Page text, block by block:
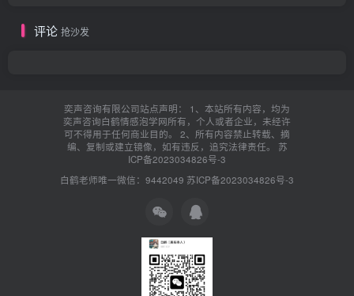
评论 抢沙发
奕声咨询有限公司站点声明： 1、本站所有内容，均为
奕声咨询白鹤情感泡学网所有，个人或者企业，未经许
可不得用于任何商业目的。 2、所有内容禁止转载、摘
编、复制或建立镜像，如有违反，追究法律责任。 苏
ICP备2023034826号-3
白鹤老师唯一微信：9442049 苏ICP备2023034826号-3